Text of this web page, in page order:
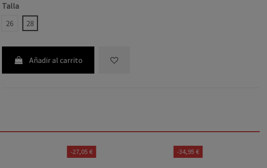
Talla
26
28
Añadir al carrito
-27,05 € -34,95 €